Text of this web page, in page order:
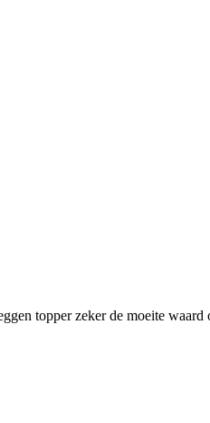
topper zeker de moeite waard